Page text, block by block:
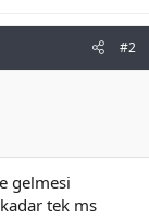
#2
gelmesi
tek ms